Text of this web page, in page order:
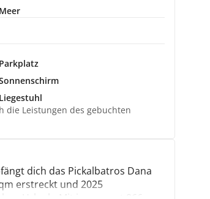
Meer
Parkplatz
Liegestuhl
die Leistungen des gebuchten
dich das Pickalbatros Dana
erstreckt und 2025